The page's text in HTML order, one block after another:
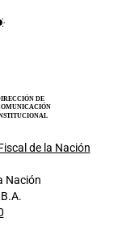
DE
de la Nación
Nación